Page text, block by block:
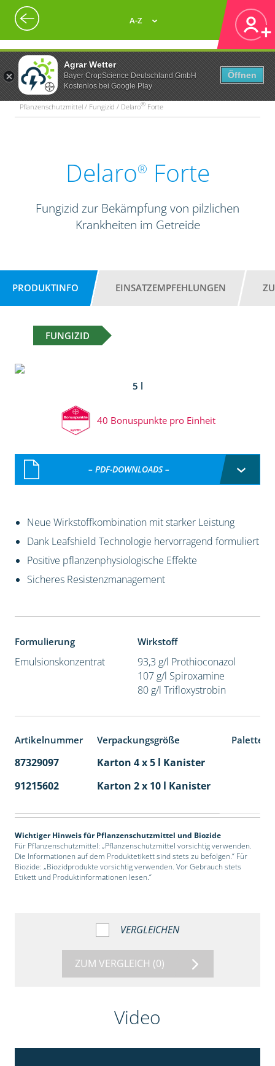
Agrar Wetter
Bayer CropScience Deutschland GmbH
Kostenlos bei Google Play
Öffnen
A-Z
Pflanzenschutzmittel / Fungizid / Delaro® Forte
Delaro® Forte
Fungizid zur Bekämpfung von pilzlichen
Krankheiten im Getreide
PRODUKTINFO EINSATZEMPFEHLUNGEN
FUNGIZID
5 l
40 Bonuspunkte pro Einheit
– PDF-DOWNLOADS –
Neue Wirkstoffkombination mit starker Leistung
Dank Leafshield Technologie hervorragend formuliert
Positive pflanzenphysiologische Effekte
Sicheres Resistenzmanagement
Formulierung
Emulsionskonzentrat
Wirkstoff
93,3 g/l Prothioconazol
107 g/l Spiroxamine
80 g/l Trifloxystrobin
Artikelnummer Verpackungsgröße
87329097 Karton 4 x 5 l Kanister
91215602
Karton 2 x 10 l Kanister
Wichtiger Hinweis für Pflanzenschutzmittel und Biozide
Für Pflanzenschutzmittel: „Pflanzenschutzmittel vorsichtig verwenden.
Die Informationen auf dem Produktetikett sind stets zu befolgen.“ Für
Biozide: „Biozidprodukte vorsichtig verwenden. Vor Gebrauch stets
Etikett und Produktinformationen lesen.“
VERGLEICHEN
ZUM VERGLEICH (0)
Video